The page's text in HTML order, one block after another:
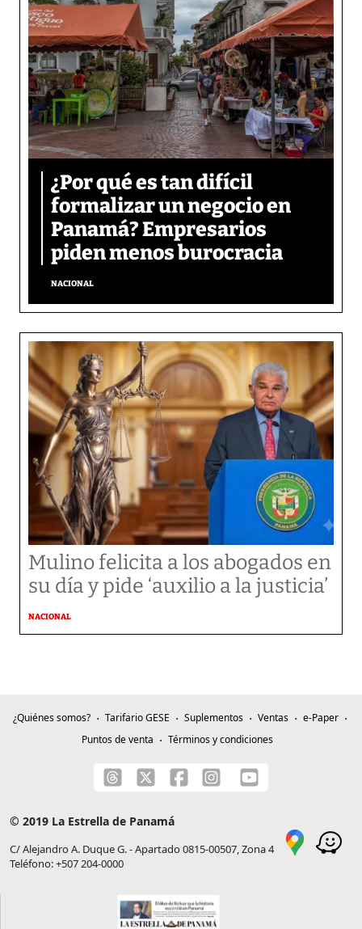
¿Por qué es tan difícil
formalizar un negocio en
Panamá? Empresarios
piden menos burocracia
NACIONAL
Mulino felicita a los abogados en
su día y pide ‘auxilio a la justicia’
NACIONAL
¿Quiénes somos? Tarifario GESE Suplementos Ventas
e-Paper
Puntos de venta
Términos y condiciones
© 2019 La Estrella de Panamá
C/ Alejandro A. Duque G. - Apartado 0815-00507, Zona 4
Teléfono: +507 204-0000